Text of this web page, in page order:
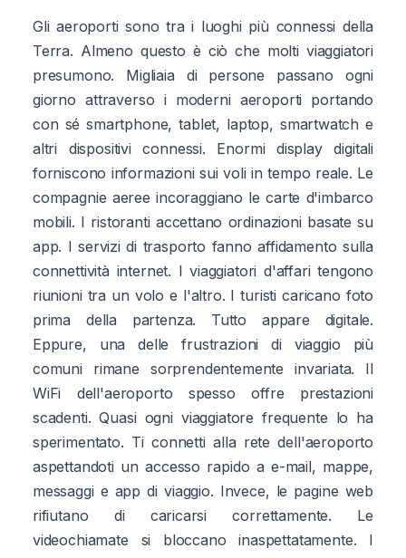
Gli aeroporti sono tra i luoghi più connessi della
Terra. Almeno questo è ciò che molti viaggiatori
presumono. Migliaia di persone passano ogni
giorno attraverso i moderni aeroporti portando
con sé smartphone, tablet, laptop, smartwatch e
altri dispositivi connessi. Enormi display digitali
forniscono informazioni sui voli in tempo reale. Le
compagnie aeree incoraggiano le carte d'imbarco
mobili. I ristoranti accettano ordinazioni basate su
app. I servizi di trasporto fanno affidamento sulla
connettività internet. I viaggiatori d'affari tengono
riunioni tra un volo e l'altro. I turisti caricano foto
prima della partenza. Tutto appare digitale.
Eppure, una delle frustrazioni di viaggio più
comuni rimane sorprendentemente invariata. Il
WiFi dell'aeroporto spesso offre prestazioni
scadenti. Quasi ogni viaggiatore frequente lo ha
sperimentato. Ti connetti alla rete dell'aeroporto
aspettandoti un accesso rapido a e-mail, mappe,
messaggi e app di viaggio. Invece, le pagine web
rifiutano di caricarsi correttamente. Le
videochiamate si bloccano inaspettatamente. I